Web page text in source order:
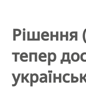
Рішення
тепер